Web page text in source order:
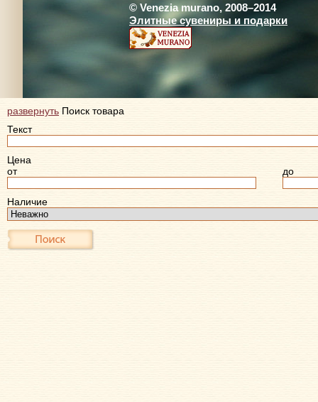
© Venezia murano, 2008–2014
Элитные сувениры и подарки
развернуть Поиск товара
Текст
Цена
от
до
Наличие